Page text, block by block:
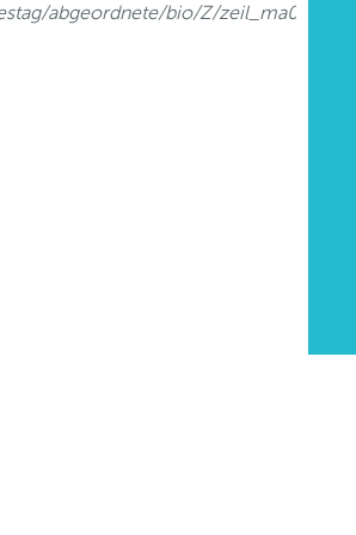
abgeordnete/bio/Z/zeil_ma0.html